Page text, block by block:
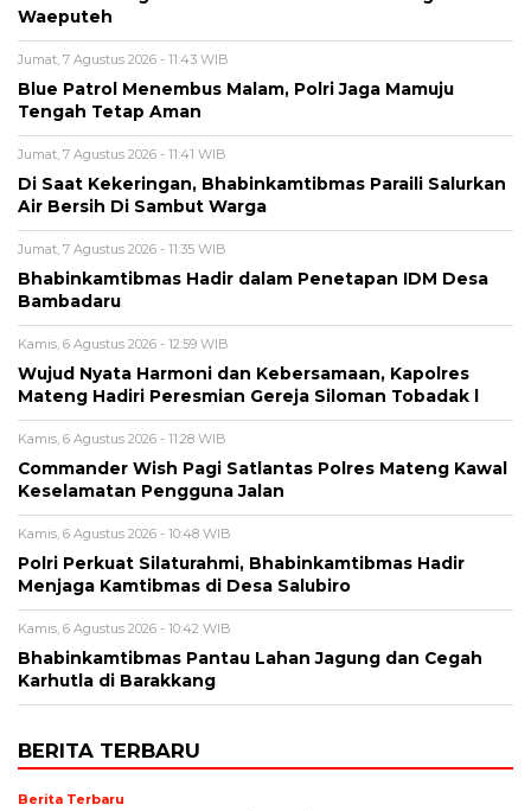
Waeputeh
Jumat, 7 Agustus 2026 - 11:43 WIB
Blue Patrol Menembus Malam, Polri Jaga Mamuju
Tengah Tetap Aman
Jumat, 7 Agustus 2026 - 11:41 WIB
Di Saat Kekeringan, Bhabinkamtibmas Paraili Salurkan
Air Bersih Di Sambut Warga
Jumat, 7 Agustus 2026 - 11:35 WIB
Bhabinkamtibmas Hadir dalam Penetapan IDM Desa
Bambadaru
Kamis, 6 Agustus 2026 - 12:59 WIB
Wujud Nyata Harmoni dan Kebersamaan, Kapolres
Mateng Hadiri Peresmian Gereja Siloman Tobadak l
Kamis, 6 Agustus 2026 - 11:28 WIB
Commander Wish Pagi Satlantas Polres Mateng Kawal
Keselamatan Pengguna Jalan
Kamis, 6 Agustus 2026 - 10:48 WIB
Polri Perkuat Silaturahmi, Bhabinkamtibmas Hadir
Menjaga Kamtibmas di Desa Salubiro
Kamis, 6 Agustus 2026 - 10:42 WIB
Bhabinkamtibmas Pantau Lahan Jagung dan Cegah
Karhutla di Barakkang
BERITA TERBARU
Berita Terbaru